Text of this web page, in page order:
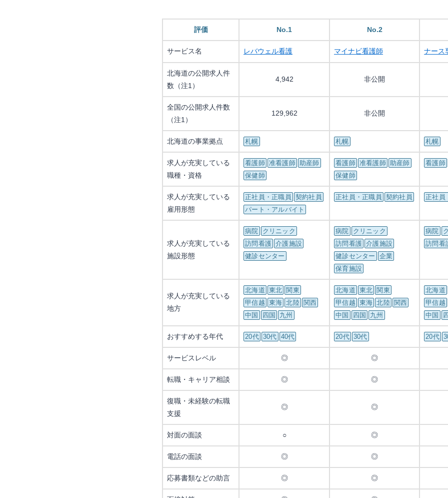
評価 No.1 No.2
サービス名 レバウェル看護 マイナビ看護師 ナース
北海道の公開求人件
数（注1）
4,942 非公開
全国の公開求人件数
（注1）
129,962 非公開
北海道の事業拠点 札幌 札幌 札幌
求人が充実している
職種・資格
看護師 准看護師 助産師
保健師
看護師 准看護師 助産師
保健師
看護師
求人が充実している
雇用形態
正社員・正職員
契約社員
パート・アルバイト
正社員・正職員 契約社員 正社員
求人が充実している
施設形態
病院
クリニック
訪問看護 介護施設
健診センター
病院
クリニック
訪問看護 介護施設
健診センター
企業
保育施設
病院
訪問看
求人が充実している
地方
北海道 東北 関東
甲信越 東海 北陸
関西
中国
四国 九州
北海道 東北 関東
甲信越 東海 北陸
関西
中国
四国 九州
北海道
甲信越
中国
おすすめする年代 20代 30代 40代 20代 30代 20代
サービスレベル ◎ ◎
転職・キャリア相談 ◎ ◎
復職・未経験の転職
支援
◎ ◎
対面の面談 ○ ◎
電話の面談 ◎ ◎
応募書類などの助言 ◎ ◎